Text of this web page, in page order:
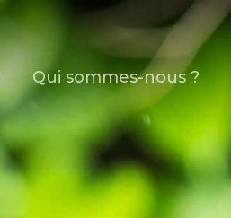
Qui sommes-nous ?